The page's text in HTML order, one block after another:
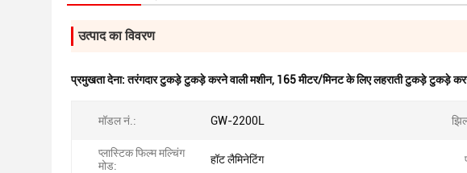
उत्पाद का विवरण
प्रमुखता देना:तरंगदार टुकड़े टुकड़े करने वाली मशीन, 165 मीटर/मिनट के लिए लहराती टुकड़े टुकड़े
मॉडल नं.: GW-2200L
प्लास्टिक फिल्म मल्चिंग
मोड:
हॉट लैमिनेटिंग